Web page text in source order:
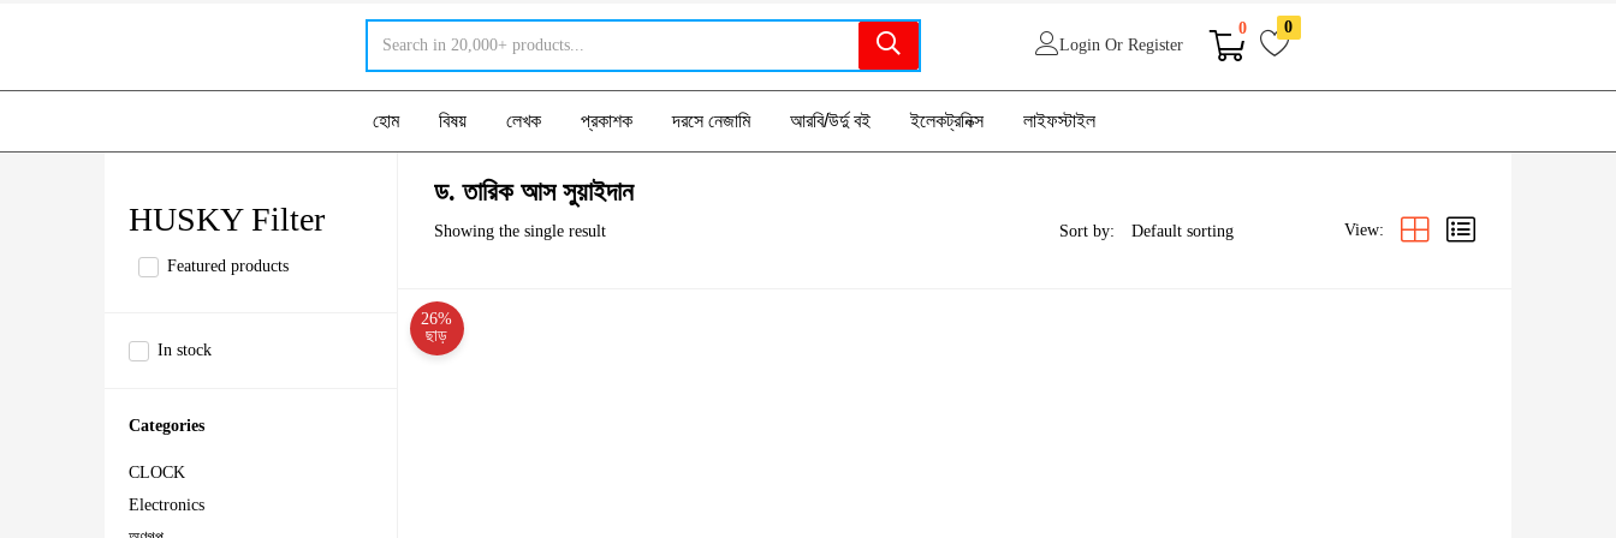
Login Or Register
0 0
হোম বিষয় লেখক প্রকাশক দরসে নেজামি আরবি/উর্দু বই ইলেকট্রনিক্স লাইফস্টাইল
HUSKY Filter
Featured products
In stock
Categories
CLOCK
Electronics
ড. তারিক আস সুয়াইদান
Showing the single result Sort by: View:
26%
ছাড়